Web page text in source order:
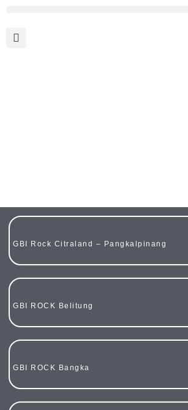
GBI Rock Citraland – Pangkalpinang
GBI ROCK Belitung
GBI ROCK Bangka